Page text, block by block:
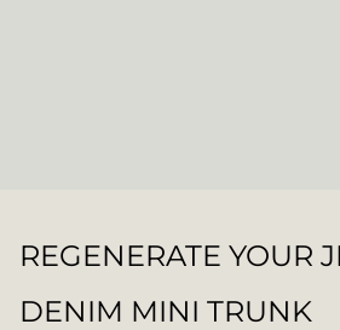
REGENERATE YOUR
DENIM MINI TRUNK